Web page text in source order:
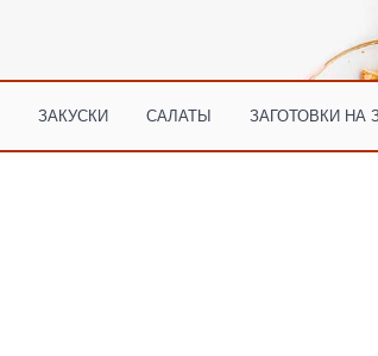
ЗАКУСКИ САЛАТЫ ЗАГОТОВКИ НА